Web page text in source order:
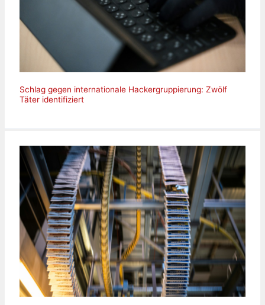
Schlag gegen internationale Hackergruppierung: Zwölf
Täter identifiziert